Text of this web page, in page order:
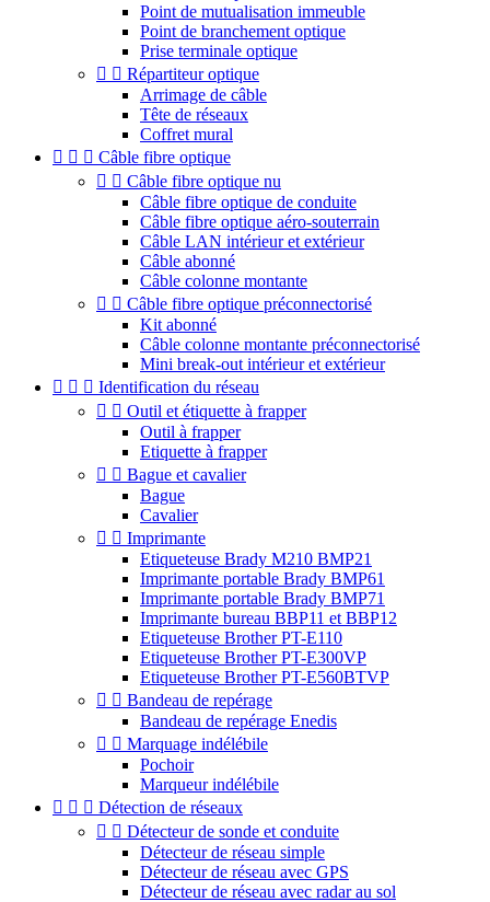
Point de mutualisation immeuble
Point de branchement optique
Prise terminale optique
  Répartiteur optique
Arrimage de câble
Tête de réseaux
Coffret mural
   Câble fibre optique
  Câble fibre optique nu
Câble fibre optique de conduite
Câble fibre optique aéro-souterrain
Câble LAN intérieur et extérieur
Câble abonné
Câble colonne montante
  Câble fibre optique préconnectorisé
Kit abonné
Câble colonne montante préconnectorisé
Mini break-out intérieur et extérieur
   Identification du réseau
  Outil et étiquette à frapper
Outil à frapper
Etiquette à frapper
  Bague et cavalier
Bague
Cavalier
  Imprimante
Etiqueteuse Brady M210 BMP21
Imprimante portable Brady BMP61
Imprimante portable Brady BMP71
Imprimante bureau BBP11 et BBP12
Etiqueteuse Brother PT-E110
Etiqueteuse Brother PT-E300VP
Etiqueteuse Brother PT-E560BTVP
  Bandeau de repérage
Bandeau de repérage Enedis
  Marquage indélébile
Pochoir
Marqueur indélébile
   Détection de réseaux
  Détecteur de sonde et conduite
Détecteur de réseau simple
Détecteur de réseau avec GPS
Détecteur de réseau avec radar au sol